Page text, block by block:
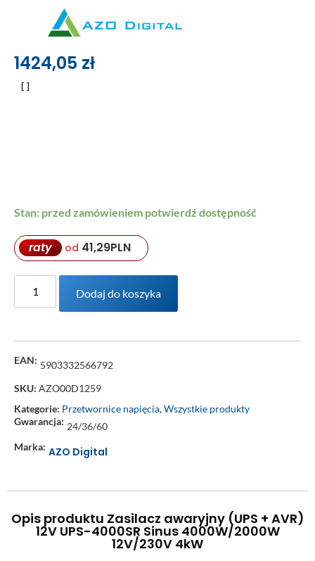
1424,05 zł
Stan: przed zamówieniem potwierdź dostępność
raty od 41,29PLN
Dodaj do koszyka
EAN: 5903332566792
SKU: AZO00D1259
Kategorie: Przetwornice napięcia,Wszystkie produkty
Gwarancja: 24/36/60
Marka: AZO Digital
Opis produktu Zasilacz awaryjny (UPS + AVR)
12V UPS-4000SR Sinus 4000W/2000W
12V/230V 4kW